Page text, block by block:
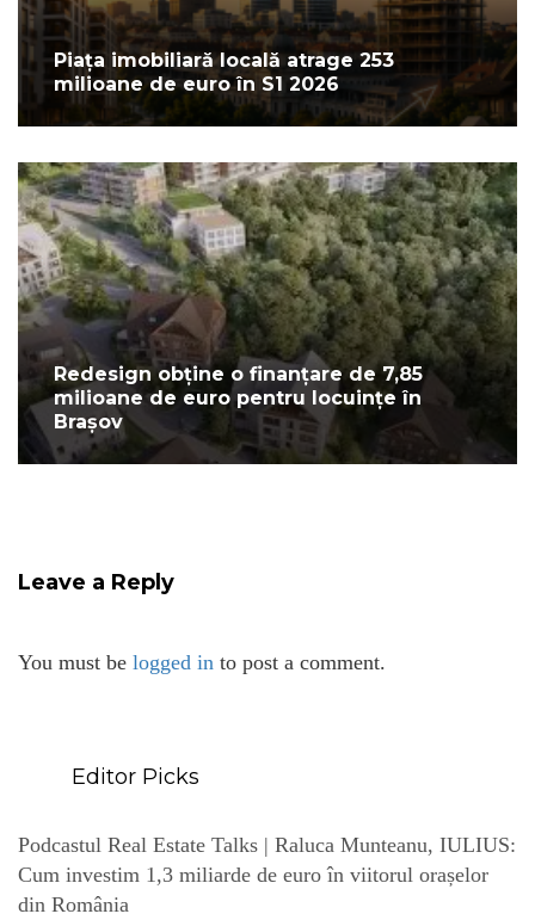
Piața imobiliară locală atrage 253
milioane de euro în S1 2026
Redesign obține o finanțare de 7,85
milioane de euro pentru locuințe în
Brașov
Leave a Reply
You must be logged in to post a comment.
Editor Picks
Podcastul Real Estate Talks | Raluca Munteanu, IULIUS:
Cum investim 1,3 miliarde de euro în viitorul orașelor
din România